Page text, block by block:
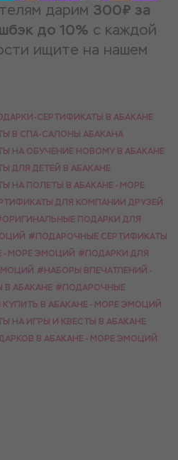
дарим 300₽ за
до 10% с каждой
ищите на нашем
СЕРТИФИКАТЫ В АБАКАНЕ
В СПА-САЛОНЫ АБАКАНА
НА ОБУЧЕНИЕ НОВОМУ В АБАКАНЕ
ДЛЯ ДЕТЕЙ В АБАКАНЕ
НА ПОЛЕТЫ В АБАКАНЕ - МОРЕ
ДЛЯ КОМПАНИИ ДРУЗЕЙ
ПОДАРКИ ДЛЯ
#ПОДАРОЧНЫЕ СЕРТИФИКАТЫ
- МОРЕ ЭМОЦИЙ #ПОДАРКИ ДЛЯ
#НАБОРЫ ВПЕЧАТЛЕНИЙ -
АБАКАНЕ #ПОДАРОЧНЫЕ
В АБАКАНЕ - МОРЕ ЭМОЦИЙ
НА ИГРЫ И КВЕСТЫ В АБАКАНЕ
В АБАКАНЕ - МОРЕ ЭМОЦИЙ